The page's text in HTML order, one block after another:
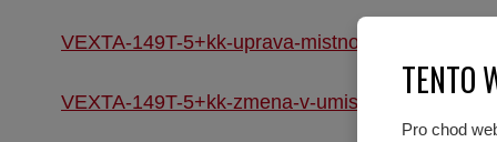
VEXTA-149T-5+kk-uprava-mistnosti-a-komory-
VEXTA-149T-5+kk-zmena-v-umisteni-
TENTO
Pro chod